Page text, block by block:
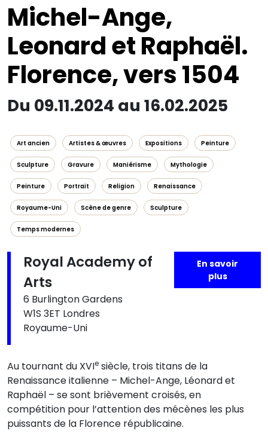
Michel-Ange,
Leonard et Raphaël.
Florence, vers 1504
Du 09.11.2024 au 16.02.2025
Art ancien Artistes & œuvres Expositions Peinture
Sculpture Gravure Maniérisme Mythologie
Peinture Portrait Religion Renaissance
Royaume-Uni Scène de genre Sculpture
Temps modernes
Royal Academy of
Arts
6 Burlington Gardens
W1S 3ET Londres
Royaume-Uni
En savoir
plus
Au tournant du XVIe siècle, trois titans de la
Renaissance italienne – Michel-Ange, Léonard et
Raphaël – se sont brièvement croisés, en
compétition pour l’attention des mécènes les plus
puissants de la Florence républicaine.